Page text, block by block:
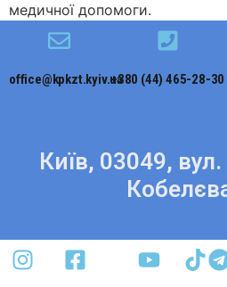
медичної допомоги.
office@kpkzt.kyiv.ua+380 (44) 465-28-30
Київ, 03049, вул.